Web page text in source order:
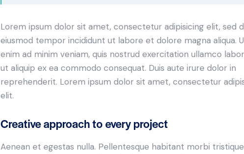
Lorem ipsum dolor sit amet, consectetur adipisicing elit, sed
eiusmod tempor incididunt ut labore et dolore magna aliqua.
enim ad minim veniam, quis nostrud exercitation ullamco
ut aliquip ex ea commodo consequat. Duis aute irure dolor in
reprehenderit. Lorem ipsum dolor sit amet, consectetur
elit.
Creative approach to every project
Aenean et egestas nulla. Pellentesque habitant morbi tristique